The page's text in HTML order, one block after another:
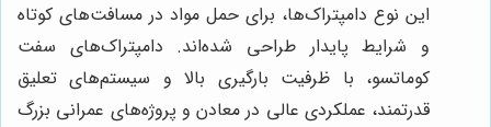
این نوع دامپتراک‌ها، برای حمل مواد در مسافت‌های کوتاه
و شرایط پایدار طراحی شده‌اند. دامپتراک‌های سفت
کوماتسو، با ظرفیت بارگیری بالا و سیستم‌های تعلیق
قدرتمند، عملکردی عالی در معادن و پروژه‌های عمرانی بزرگ